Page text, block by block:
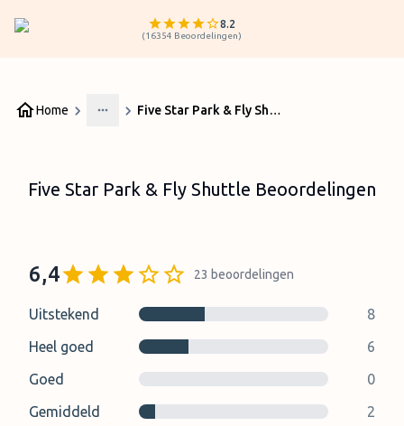
8.2
(16354 Beoordelingen)
Home
More
Five Star Park & Fly Shuttle Beoordelingen
Five Star Park & Fly Shuttle Beoordelingen
6,4 23 beoordelingen
Uitstekend
8
Heel goed
6
Goed
0
Gemiddeld
2